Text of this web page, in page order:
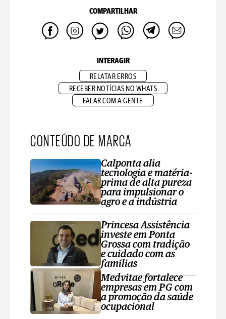
COMPARTILHAR
INTERAGIR
RELATAR ERROS
RECEBER NOTÍCIAS NO WHATS
FALAR COM A GENTE
CONTEÚDO DE MARCA
Calponta alia
tecnologia e matéria-
prima de alta pureza
para impulsionar o
agro e a indústria
Princesa Assistência
investe em Ponta
Grossa com tradição
e cuidado com as
famílias
Medvitae fortalece
empresas em PG com
a promoção da saúde
ocupacional